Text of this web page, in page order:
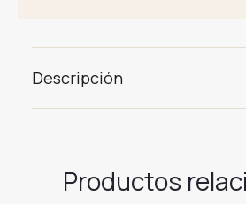
Descripción
Productos